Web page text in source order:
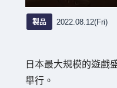
製品 2022.08.12(Fri)
日本最大規模的遊戲
舉行。